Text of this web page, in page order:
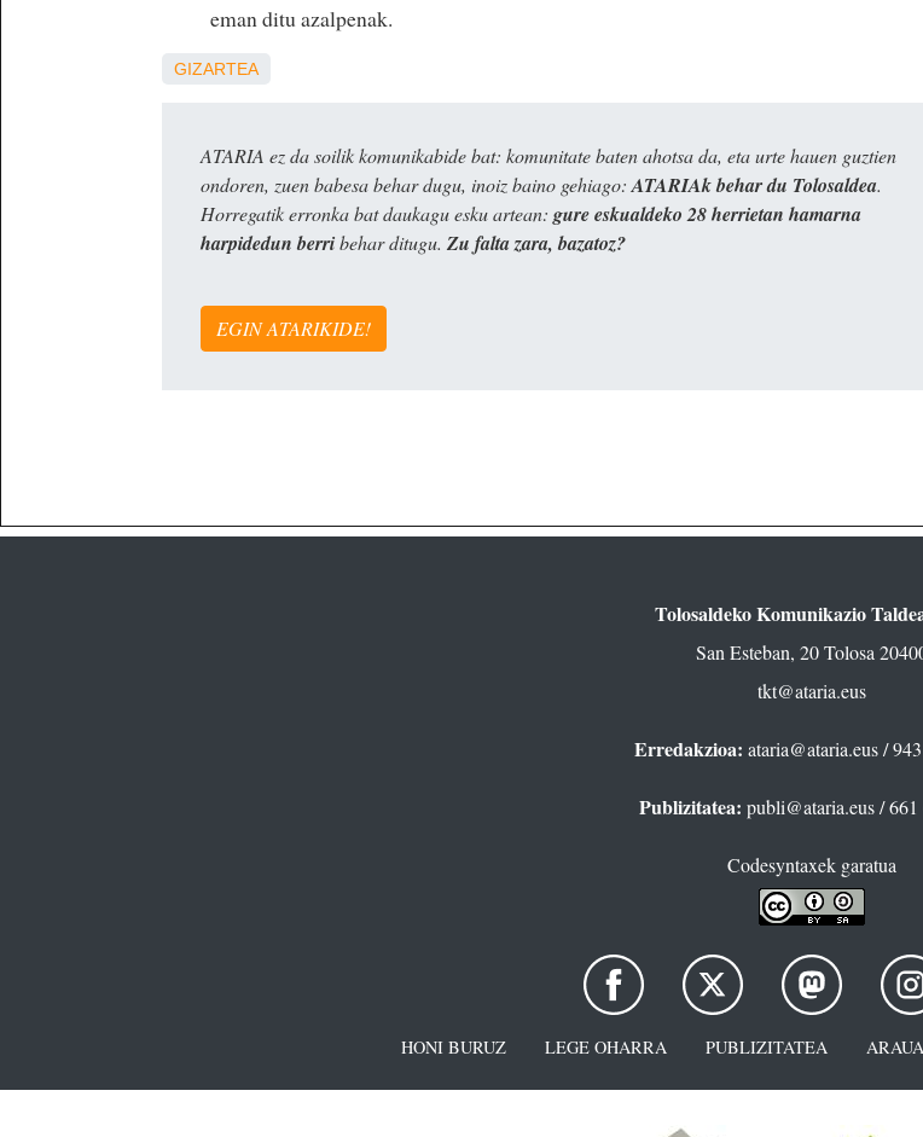
eman ditu azalpenak.
GIZARTEA
ATARIA ez da soilik komunikabide bat: komunitate baten ahotsa da, eta urte hauen guztien
ondoren, zuen babesa behar dugu, inoiz baino gehiago: ATARIAk behar du Tolosaldea.
Horregatik erronka bat daukagu esku artean: gure eskualdeko 28 herrietan hamarna
harpidedun berribehar ditugu. Zu falta zara, bazatoz?
EGIN ATARIKIDE!
Tolosaldeko Komunikazio
San Esteban, 20 Tolosa
tkt@ataria.eus
Erredakzioa: ataria@ataria.eus/
Publizitatea: publi@ataria.eus/ 661
Codesyntaxek garatua
HONI BURUZ LEGE OHARRA PUBLIZITATEA